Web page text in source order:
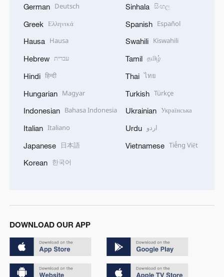
German Deutsch
Greek Ελληνικά
Hausa Hausa
Hebrew עברית
Hindi हिन्दी
Hungarian Magyar
Indonesian Bahasa Indonesia
Italian Italiano
Japanese 日本語
Korean 한국어
Sinhala සිංහල
Spanish Español
Swahili Kiswahili
Tamil தமிழ்
Thai ไทย
Turkish Türkçe
Ukrainian Українська
Urdu اردو
Vietnamese Tiếng Việt
DOWNLOAD OUR APP